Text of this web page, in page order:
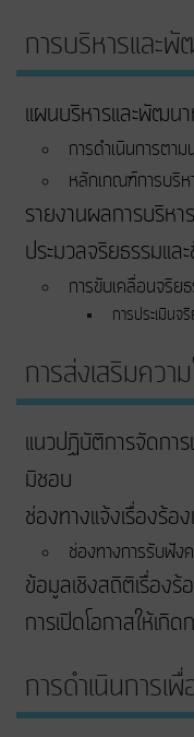
การบริหารและ
แผนบริหารและพัฒน
การดำเนินการตา
หลักเกณฑ์การบริ
รายงานผลการบริห
ประมวลจริยธรรมแล
การขับเคลื่อนจริย
การประเมินจ
การส่งเสริมควา
แนวปฏิบัติการจัดการ
มิชอบ
ช่องทางแจ้งเรื่องร้อ
ช่องทางการรับฟัง
ข้อมูลเชิงสถิติเรื่อง
การเปิดโอกาสให้เกิ
การดำเนินการเ